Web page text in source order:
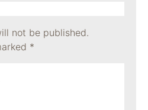
not be published.
*